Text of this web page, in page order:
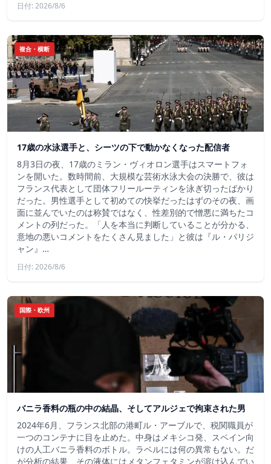
日付: 2026/8/6
複合・横断
17歳の水泳選手と、シーツの下で動かなくなった配信者
8月3日の夜、17歳のミラン・ヴィオロン選手はスマートフォ
ンを開いた。数時間前、大規模な芸術水泳大会の決勝で、彼は
フランス代表として団体フリールーティンを泳ぎ切ったばかり
だった。男性選手として初めての快挙だったはずのその夜、画
面に並んでいたのは称賛ではなく、性差別的で憎悪に満ちたコ
メントの列だった。「人を本当に判断していることが分かる、
意地の悪いコメントをたくさん見ました」と彼は『ル・パリジ
ャン』…
日付: 2026/8/6
国際・欧州
バニラ香料の瓶の中の結晶、そしてアルジェで拘束された男
2024年6月、フランス北部の港町ル・アーブルで、税関職員が
一つのコンテナに目を止めた。中身はメキシコ発、スペイン向
けの人工バニラ香料のボトル。ラベルには何の異常もない。だ
が分析の結果、その液体にはメタンフェタミンが溶け込んでい